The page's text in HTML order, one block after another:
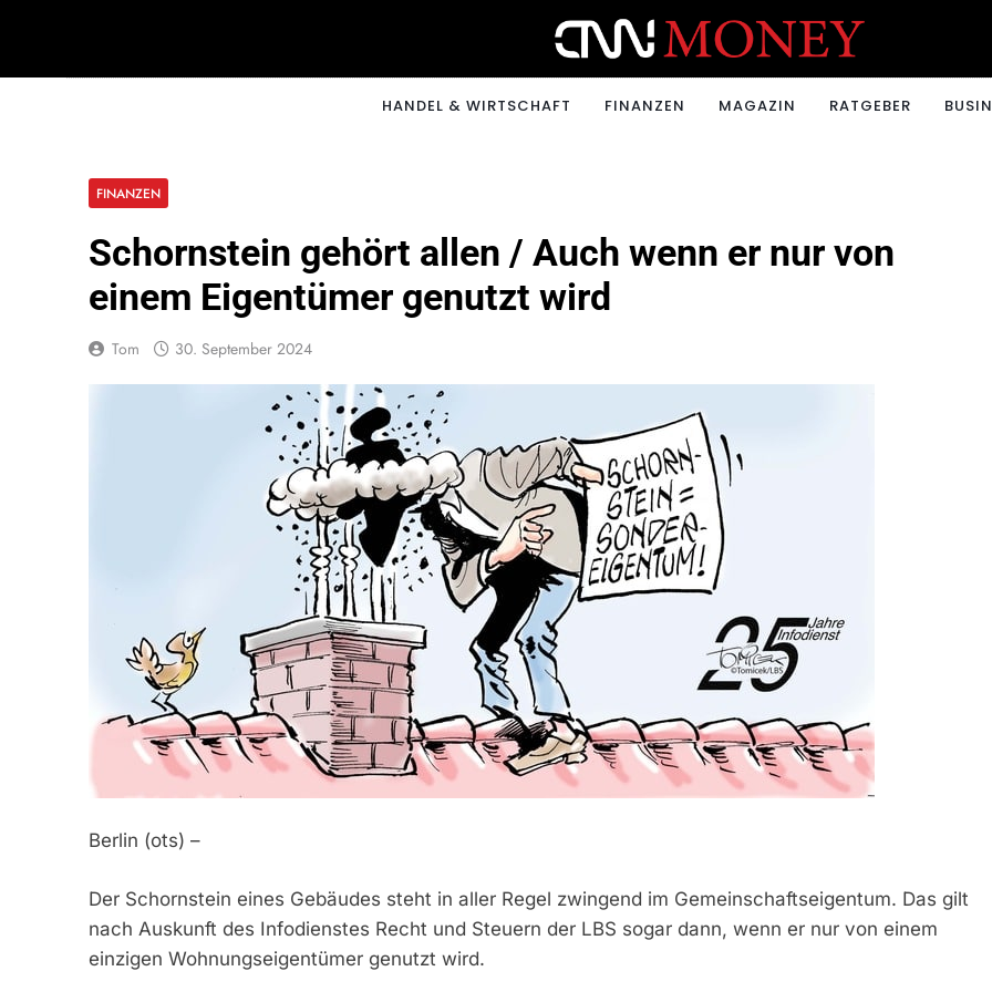
CNNMONEY.CH
HANDEL & WIRTSCHAFT FINANZEN MAGAZIN RATGEBER
FINANZEN
Schornstein gehört allen / Auch wenn er nur von
einem Eigentümer genutzt wird
Tom 30. September 2024
Berlin (ots) –
Der Schornstein eines Gebäudes steht in aller Regel zwingend im Gemeinschaftseigentum. Das gilt
nach Auskunft des Infodienstes Recht und Steuern der LBS sogar dann, wenn er nur von einem
einzigen Wohnungseigentümer genutzt wird.